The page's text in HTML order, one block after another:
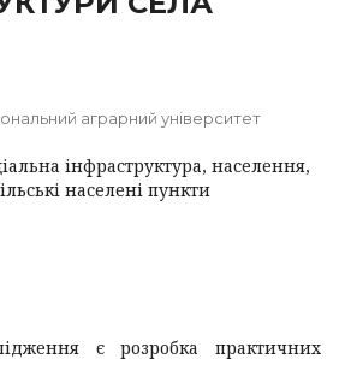
аграрний університет
інфраструктура, населення,
населені пункти
є розробка практичних